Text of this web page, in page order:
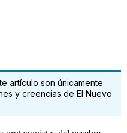
artículo son únicamente
y creencias de El Nuevo